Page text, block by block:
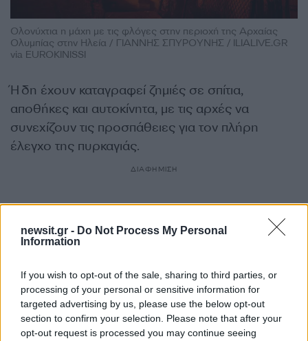
newsit.gr - Do Not Process My Personal
Information
If you wish to opt-out of the sale, sharing to third parties, or
processing of your personal or sensitive information for
targeted advertising by us, please use the below opt-out
section to confirm your selection. Please note that after your
opt-out request is processed you may continue seeing
Ολονύχτια η μάχη με τις φλόγες στην περιοχή της Αρχαίας
Ολυμπίας στην Ηλεία / ΓΙΑΝΝΗΣ ΣΠΥΡΟΥΝΗΣ / ILIALIVE.GR
via EUROKINISSI
Ήδη έχουν καταγραφεί ζημιές σε σπίτια,
αποθήκες και αυτοκίνητα, με τις αρχές να
συνεχίζουν τις προσπάθειες για τον πλήρη
έλεγχο της πυρκαγιάς.
ΔΙΑΦΗΜΙΣΗ